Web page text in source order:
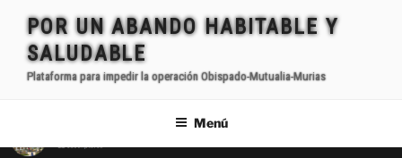
contenido
POR UN ABANDO HABITABLE Y
SALUDABLE
Plataforma para impedir la operación Obispado-Mutualia-Murias
Menú